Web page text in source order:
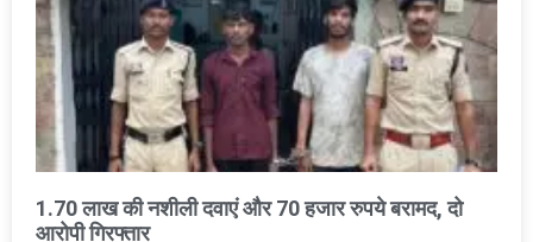
1.70 लाख की नशीली दवाएं और 70 हजार रुपये बरामद, दो
आरोपी गिरफ्तार